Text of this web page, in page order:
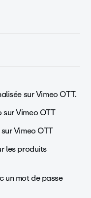
sur Vimeo OTT.
Vimeo OTT
Vimeo OTT
les produits
un mot de passe